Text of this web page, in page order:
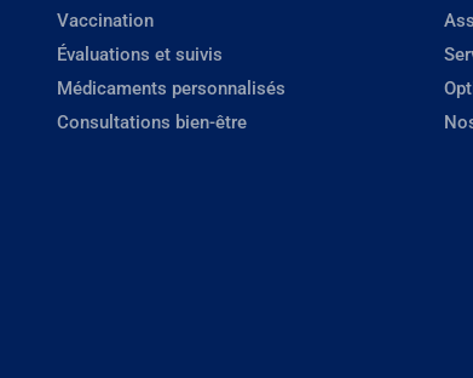
Vaccination
Évaluations et suivis
Médicaments personnalisés
Consultations bien-être